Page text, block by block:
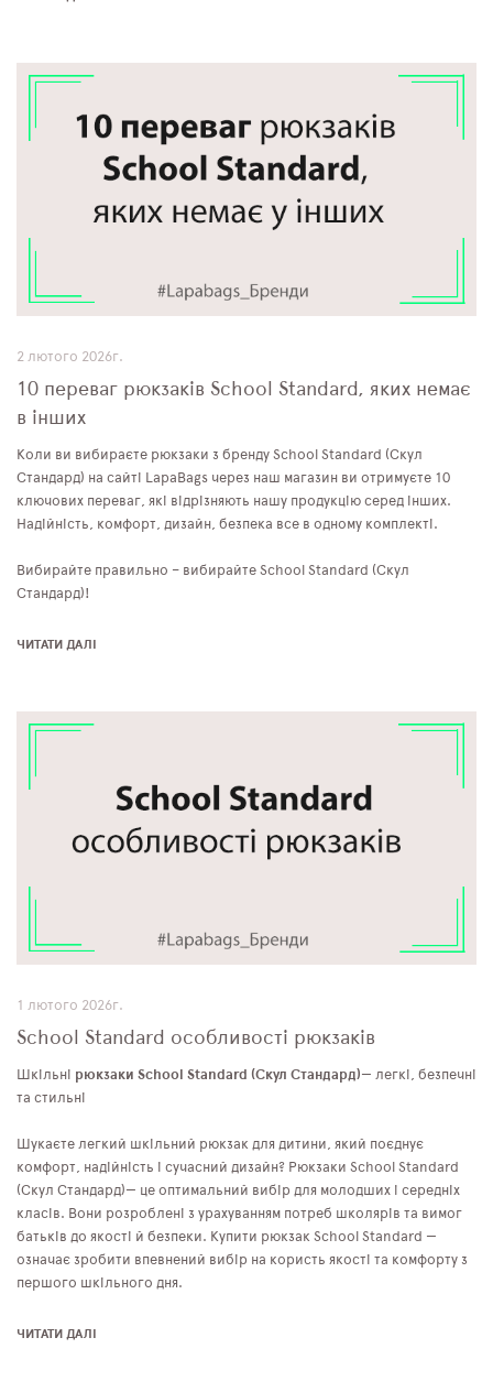
2 лютого 2026г.
10 переваг рюкзаків School Standard, яких немає
в інших
Коли ви вибираєте рюкзаки з бренду School Standard (Скул
Стандард) на сайті LapaBags через наш магазин ви отримуєте 10
ключових переваг, які відрізняють нашу продукцію серед інших.
Надійність, комфорт, дизайн, безпека все в одному комплекті.
Вибирайте правильно – вибирайте School Standard (Скул
Стандард)!
ЧИТАТИ ДАЛІ
1 лютого 2026г.
School Standard особливості рюкзаків
Шкільні рюкзаки School Standard (Скул Стандард)— легкі, безпечні
та стильні
Шукаєте легкий шкільний рюкзак для дитини, який поєднує
комфорт, надійність і сучасний дизайн? Рюкзаки School Standard
(Скул Стандард)— це оптимальний вибір для молодших і середніх
класів. Вони розроблені з урахуванням потреб школярів та вимог
батьків до якості й безпеки. Купити рюкзак School Standard —
означає зробити впевнений вибір на користь якості та комфорту з
першого шкільного дня.
ЧИТАТИ ДАЛІ